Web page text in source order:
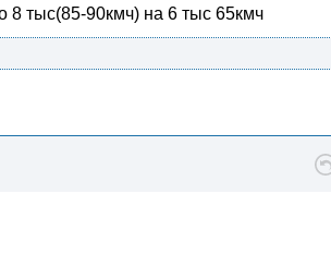
8 тыс(85-90кмч) на 6 тыс 65кмч